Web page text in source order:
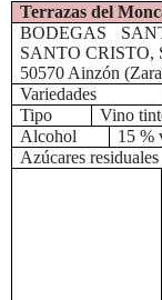
Terrazas del
BODEGAS
SANTO CRISTO,
50570 Ainzón
Variedades
Tipo
Vino
Alcohol
15 %
Azúcares residuales